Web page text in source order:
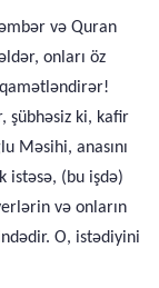
və Quran
onları öz
şübhəsiz ki, kafir
Məsihi, anasını
istəsə, (bu işdə)
və onların
O, istədiyini